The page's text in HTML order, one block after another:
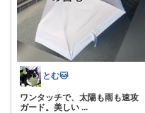
とむ🐱
ワンタッチで、太陽も雨も速攻
ガード。美しい ...